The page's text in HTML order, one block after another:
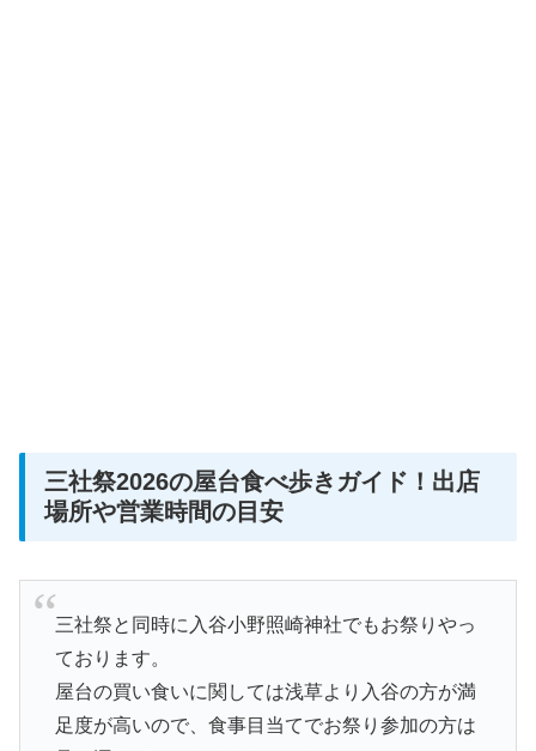
三社祭2026の屋台食べ歩きガイド！出店
場所や営業時間の目安
三社祭と同時に入谷小野照崎神社でもお祭りやっ
ております。
屋台の買い食いに関しては浅草より入谷の方が満
足度が高いので、食事目当てでお祭り参加の方は